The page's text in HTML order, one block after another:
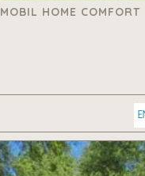
MOBIL HOME COMFORT